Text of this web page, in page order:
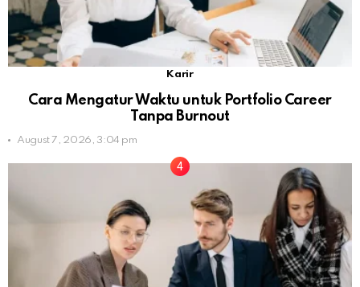
Karir
Cara Mengatur Waktu untuk Portfolio Career
Tanpa Burnout
August 7, 2026, 3:04 pm